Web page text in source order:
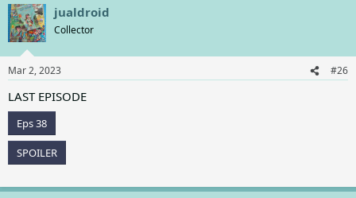
jualdroid
Collector
Mar 2, 2023 #26
LAST EPISODE
Eps 38
SPOILER